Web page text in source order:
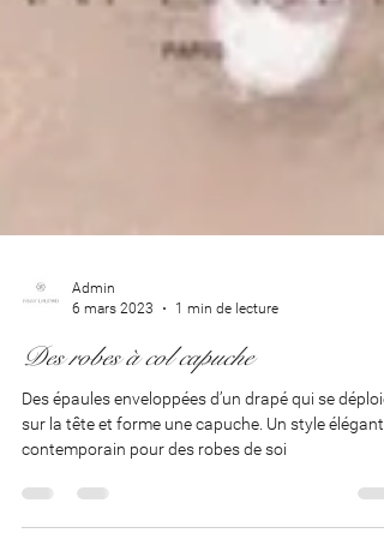
Admin
6 mars 2023
1 min de lecture
Des robes à col capuche
Des épaules enveloppées d’un drapé qui se déploie
sur la tête et forme une capuche. Un style élégant